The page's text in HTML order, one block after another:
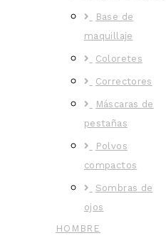
Base de
maquillaje
Coloretes
Correctores
Máscaras de
pestañas
Polvos
compactos
Sombras de
ojos
HOMBRE